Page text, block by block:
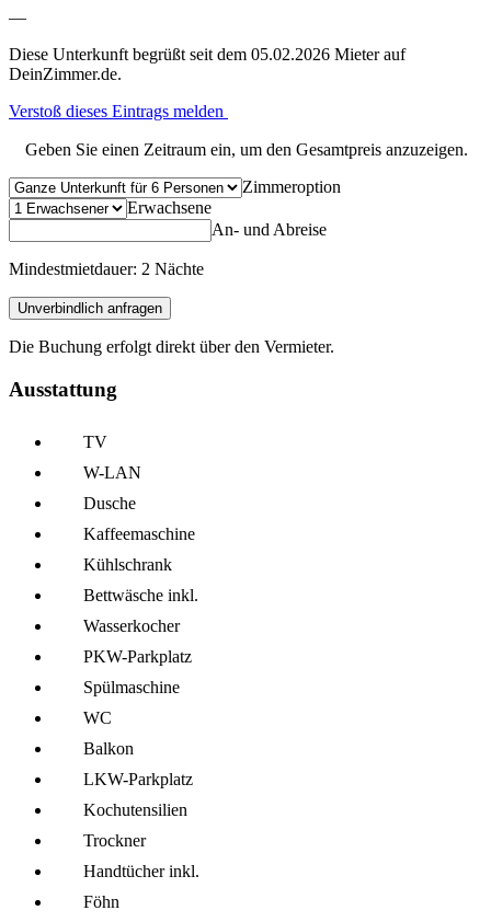
—
Diese Unterkunft begrüßt seit dem 05.02.2026 Mieter auf
DeinZimmer.de.
Verstoß dieses Eintrags melden
Geben Sie einen Zeitraum ein, um den Gesamtpreis anzuzeigen.
Zimmeroption
Erwachsene
An- und Abreise
Mindestmietdauer: 2 Nächte
Unverbindlich anfragen
Die Buchung erfolgt direkt über den Vermieter.
Ausstattung
TV
W-LAN
Dusche
Kaffee­maschine
Kühl­schrank
Bettwäsche inkl.
Wasserkocher
PKW-Parkplatz
Spül­maschine
WC
Balkon
LKW-Parkplatz
Kochutensilien
Trockner
Handtücher inkl.
Föhn